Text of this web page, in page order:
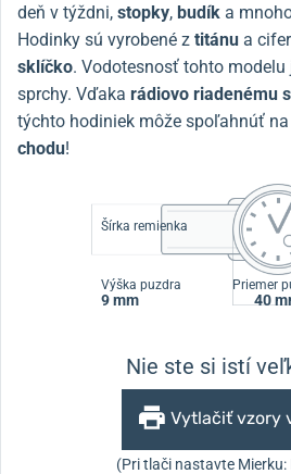
deň v týždni, stopky, budík a
Hodinky sú vyrobené z titánu a
sklíčko. Vodotesnosť tohto modelu
sprchy. Vďaka rádiovo riadenému
týchto hodiniek môže spoľahnúť na
chodu!
Šírka remienka
Výška puzdra
9 mm
Priemer
40
Nie ste si istí
Vytlačiť vzory
(Pri tlači nastavte Mierku: